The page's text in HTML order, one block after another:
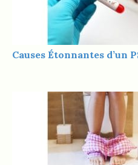
Causes Étonnantes d’un